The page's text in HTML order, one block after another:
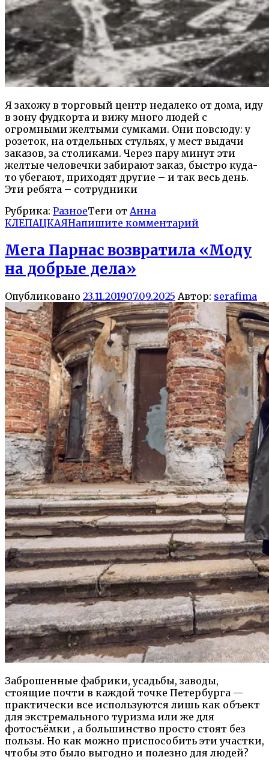
Я захожу в торговый центр недалеко от дома, иду
в зону фудкорта и вижу много людей с
огромными желтыми сумками. Они повсюду: у
розеток, на отдельных стульях, у мест выдачи
заказов, за столиками. Через пару минут эти
желтые человечки забирают заказ, быстро куда-
то убегают, приходят другие – и так весь день.
Эти ребята – сотрудники
Рубрика: РазноеТеги от Анна
КЛЕПАЦКАЯНапишите комментарий
Мега Парнас возвратила «Моду
на добрые дела»
Опубликовано 23.11.201907.09.2025 Автор: serafima
Заброшенные фабрики, усадьбы, заводы,
стоящие почти в каждой точке Петербурга —
практически все используются лишь как объект
для экстремального туризма или же для
фотосъёмки , а большинство просто стоят без
пользы. Но как можно приспособить эти участки,
чтобы это было выгодно и полезно для людей?